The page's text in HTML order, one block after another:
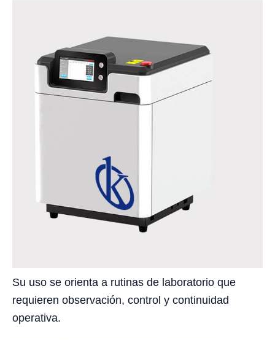
Su uso se orienta a rutinas de laboratorio que
requieren observación, control y continuidad
operativa.